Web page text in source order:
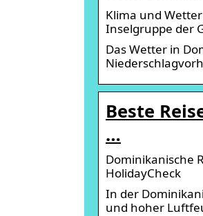
Klima und
Inselgruppe der
Das Wetter in
Beste
…
Dominikanische
HolidayCheck
In der
und hoher